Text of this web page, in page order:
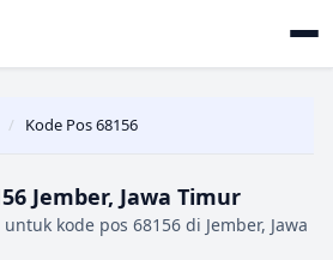
/ Kode Pos 68156
Jember, Jawa Timur
kode pos 68156 di Jember, Jawa